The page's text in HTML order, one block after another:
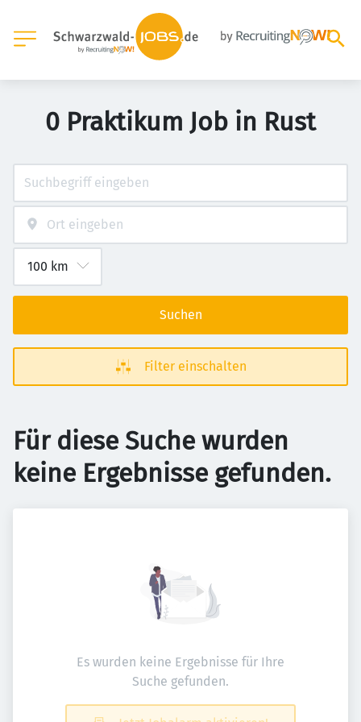
0 Praktikum Job in Rust
Suchen
Filter einschalten
Für diese Suche wurden
keine Ergebnisse gefunden.
Es wurden keine Ergebnisse für Ihre
Suche gefunden.